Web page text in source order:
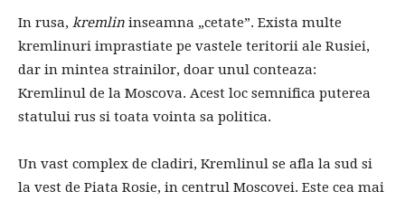
In rusa, kremlin inseamna „cetate”. Exista multe
kremlinuri imprastiate pe vastele teritorii ale Rusiei,
dar in mintea strainilor, doar unul conteaza:
Kremlinul de la Moscova. Acest loc semnifica puterea
statului rus si toata vointa sa politica.
Un vast complex de cladiri, Kremlinul se afla la sud si
la vest de Piata Rosie, in centrul Moscovei. Este cea mai